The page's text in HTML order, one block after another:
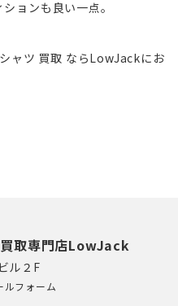
ョンも良い一点。
ャツ 買取 ならLowJackにお
取専門店LowJack
ル２F
ルフォーム